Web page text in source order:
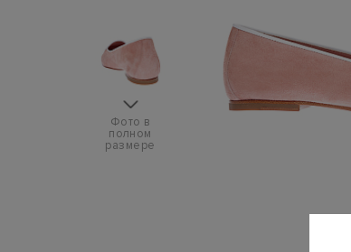
Фото в
полном
размере